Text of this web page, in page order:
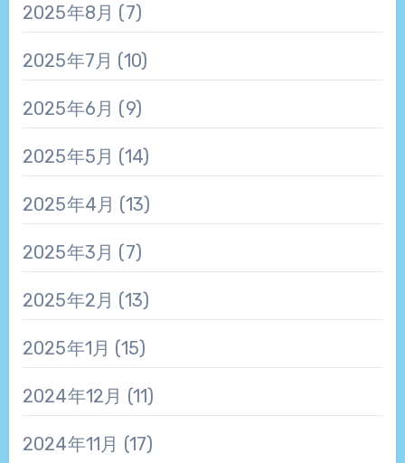
2025年8月 (7)
2025年7月 (10)
2025年6月 (9)
2025年5月 (14)
2025年4月 (13)
2025年3月 (7)
2025年2月 (13)
2025年1月 (15)
2024年12月 (11)
2024年11月 (17)